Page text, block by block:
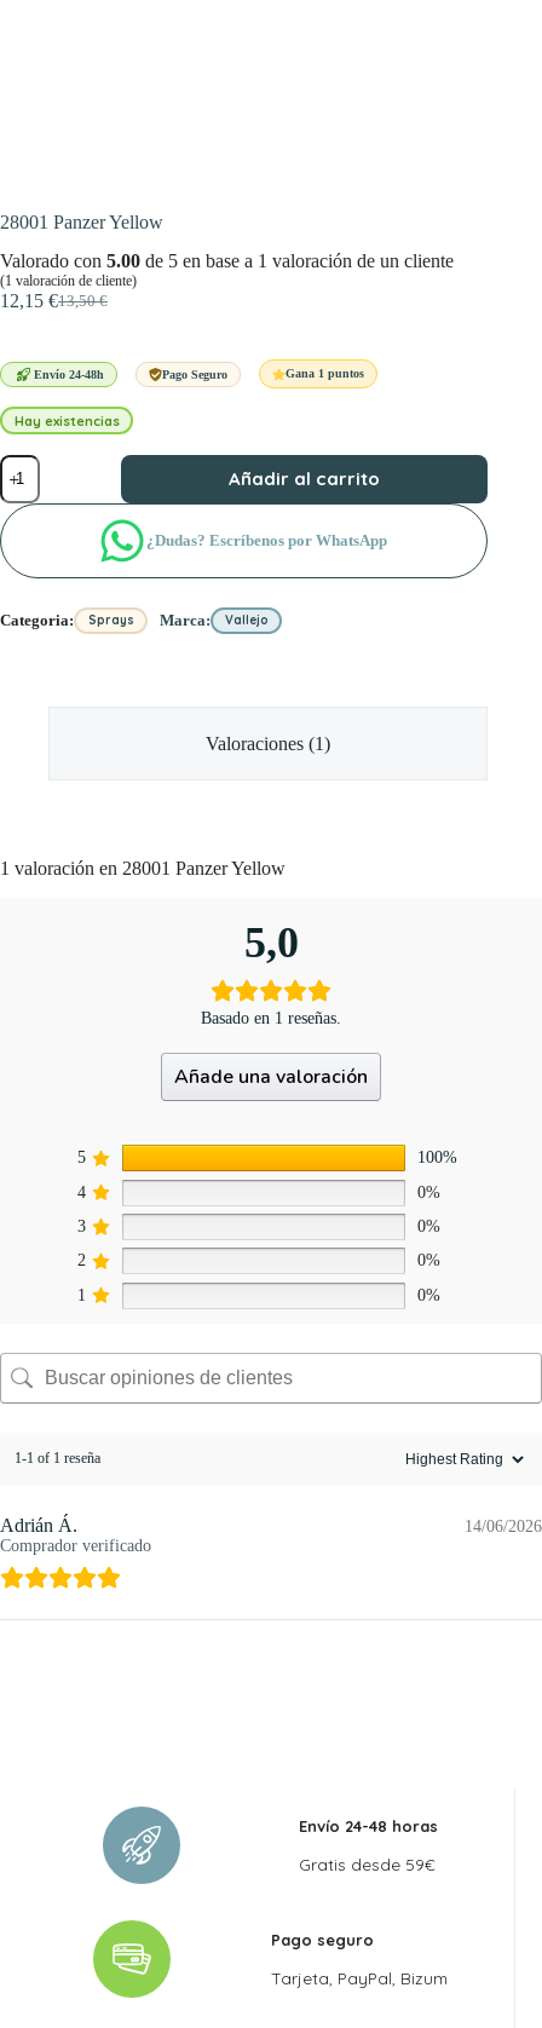
28001 Panzer Yellow
Valorado con 5.00 de 5 en base a 1 valoración de un cliente
(1 valoración de cliente)
13,50€
El
era:
12,15 €El
es:
Envío 24-48h Pago Seguro Gana 1 puntos
Hay existencias
28001
Panzer
Yellow
cantidad
Añadir al carrito
¿Dudas? Escríbenos por WhatsApp
Categoria: Sprays Marca: Vallejo
Valoraciones (1)
1 valoración en 28001 Panzer Yellow
5,0
Basado en 1 reseñas.
Añade una valoración
5
100%
4
0%
3
0%
2
0%
1
0%
1-1 of 1 reseña
Adrián Á.
Comprador verificado
14/06/2026
Envío 24-48 horas
Gratis desde 59€
Pago seguro
Tarjeta, PayPal, Bizum